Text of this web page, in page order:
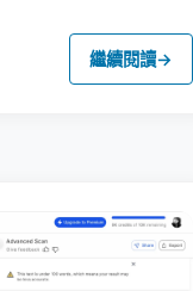
繼續閱讀→